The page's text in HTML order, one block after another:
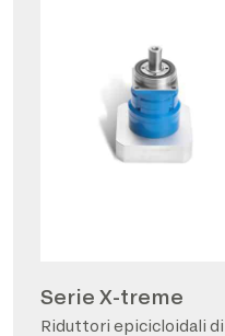
Serie X-treme
Riduttori epicicloidali